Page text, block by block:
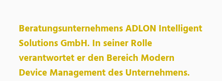
Beratungsunternehmens ADLON Intelligent
Solutions GmbH. In seiner Rolle
verantwortet er den Bereich Modern
Device Management des Unternehmens.